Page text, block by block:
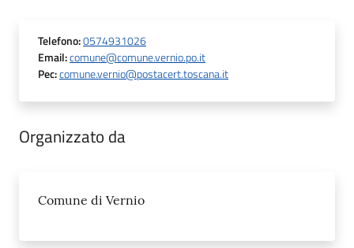
Telefono:0574931026
Email:comune@comune.vernio.po.it
Pec:comune.vernio@postacert.toscana.it
Organizzato da
Comune di Vernio